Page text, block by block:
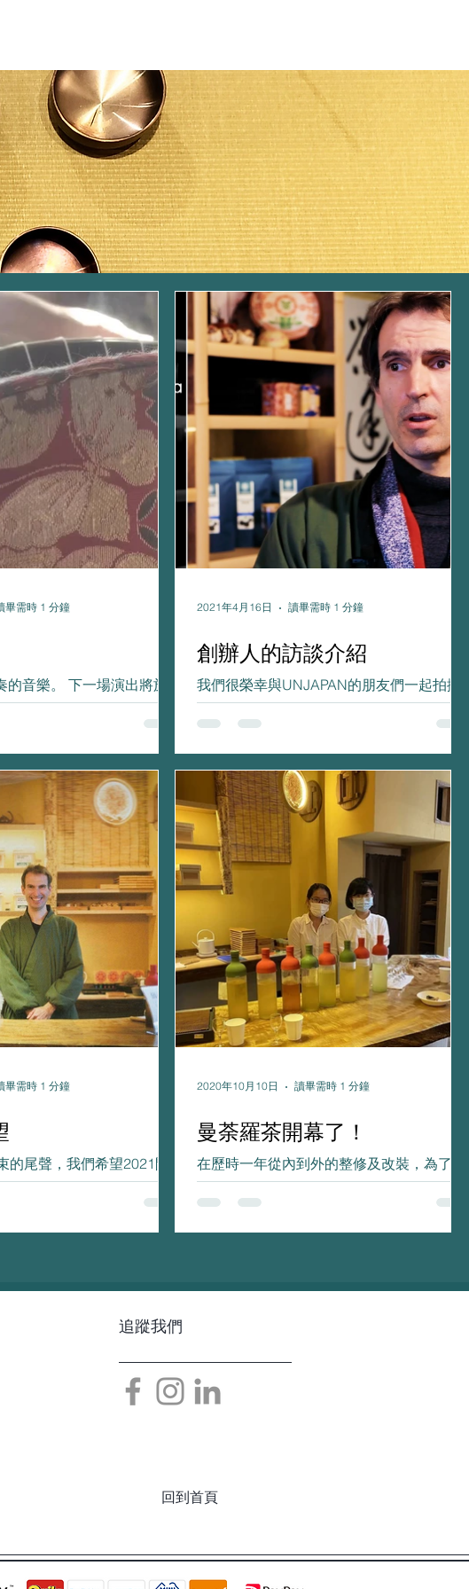
音樂。 下一場演出將於 4
茶舉行。
畢需時 1 分鐘
創辦人的訪談介紹
我們很榮幸與UNJAPAN的朋友們一起拍攝
了一段影片。 創辦人Alex介紹了自己的故事
以及MANDARACHA的概念。 如果您想探
unjapan.jp的訪問，感謝讓我們客串演出！
2021年4月16日 讀畢需時 1 分鐘
的尾聲，我們希望2021閃
希望，願我們所有人都健
滿挑戰的時刻。 在如此全
會向他們介紹曼荼羅茶...
畢需時 1 分鐘
曼荼羅茶開幕了！
在歷時一年從內到外的整修及改裝，為了避
免了建築物的坍塌我們從零開始重新整修，
我很高興完成這一里程碑。
眼前的疫情了。在新團隊的帶領下，我們日
2020年10月10日 讀畢需時 1 分鐘
追蹤我們
回到首頁